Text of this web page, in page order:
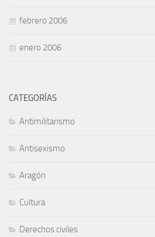
febrero 2006
enero 2006
CATEGORÍAS
Antimilitarismo
Antisexismo
Aragón
Cultura
Derechos civiles